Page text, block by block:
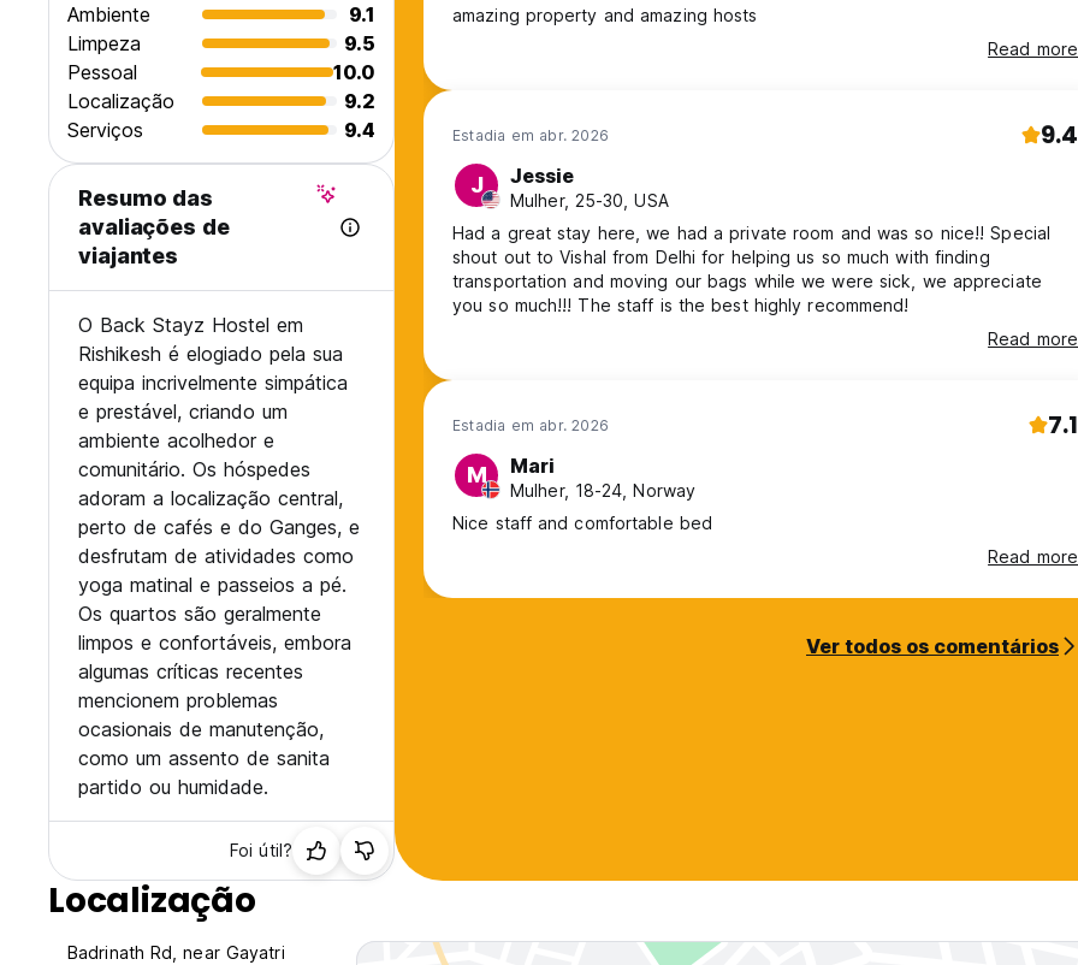
Ambiente
9.1
Limpeza
9.5
Pessoal
10.0
Localização
9.2
Serviços
9.4
Resumo das
avaliações de
viajantes
O Back Stayz Hostel em
Rishikesh é elogiado pela sua
equipa incrivelmente simpática
e prestável, criando um
ambiente acolhedor e
comunitário. Os hóspedes
adoram a localização central,
perto de cafés e do Ganges, e
desfrutam de atividades como
yoga matinal e passeios a pé.
Os quartos são geralmente
limpos e confortáveis, embora
algumas críticas recentes
mencionem problemas
ocasionais de manutenção,
como um assento de sanita
partido ou humidade.
Foi útil?
amazing property and amazing hosts
Read more
Estadia em abr. 2026 9.4
J Jessie
Mulher, 25-30, USA
Had a great stay here, we had a private room and was so nice!! Special
shout out to Vishal from Delhi for helping us so much with finding
transportation and moving our bags while we were sick, we appreciate
you so much!!! The staff is the best highly recommend!
Read more
Estadia em abr. 2026 7.1
M Mari
Mulher, 18-24, Norway
Nice staff and comfortable bed
Read more
Ver todos os comentários
Localização
Badrinath Rd, near Gayatri